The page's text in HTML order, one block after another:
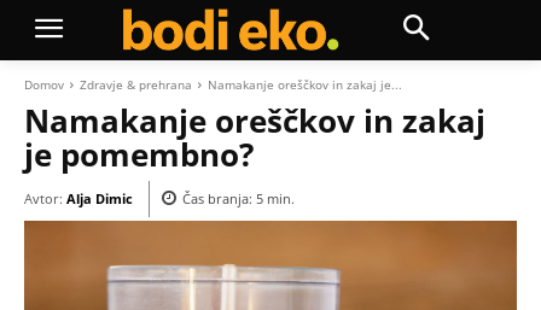
Domov Zdravje & prehrana Namakanje oreščkov in zakaj je...
Namakanje oreščkov in zakaj
je pomembno?
Avtor: Alja Dimic Čas branja: 5 min.